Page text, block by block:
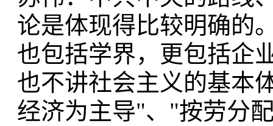
论是体现得比较明确的
也包括学界，更包括企
也不讲社会主义的基本
经济为主导"、"按劳分